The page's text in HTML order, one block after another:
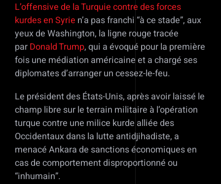
L’offensive de la Turquie contre des forces
kurdes en Syrie n’a pas franchi “à ce stade”, aux
yeux de Washington, la ligne rouge tracée
parDonald Trump, qui a évoqué pour la première
fois une médiation américaine et a chargé ses
diplomates d’arranger un cessez-le-feu.
Le président des États-Unis, après avoir laissé le
champ libre sur le terrain militaire à l’opération
turque contre une milice kurde alliée des
Occidentaux dans la lutte antidjihadiste, a
menacé Ankara de sanctions économiques en
cas de comportement disproportionné ou
“inhumain”.